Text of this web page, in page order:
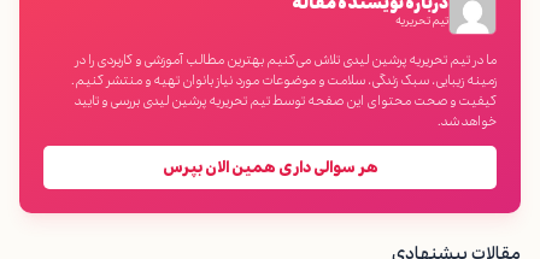
تیم تحریریه
ما در تیم تحریریه پرشین لیدی تلاش می‌کنیم بهترین مطالب آموزشی و کاربردی را در
زمینه زیبایی، سبک زندگی، سلامت و موضوعات مورد نیاز بانوان تهیه و منتشر کنیم.
کیفیت و صحت محتوای این صفحه توسط تیم تحریریه پرشین لیدی بررسی و تایید
خواهد شد.
هر سوالی داری همین الان بپرس
مقالات پیشنهادی